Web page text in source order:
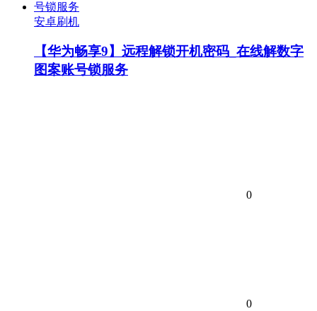
安卓刷机
【华为畅享9】远程解锁开机密码_在线解数字
图案账号锁服务
0
0